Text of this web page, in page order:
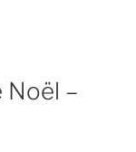
Noël –